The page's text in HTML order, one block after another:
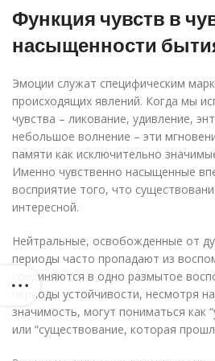
Функция чувств в
насыщенности
Эмоции служат специфическим
происходящих явлений. Когда мы
чувства – ликование, удивление,
небольшое волнение – эти
памяти как исключительно
Именно чувственно насыщенные
восприятие того, что
интересной.
Нейтральные, освобожденные от
периоды часто пропадают из
соединяются в одно размытое
периоды устойчивости, несмотря
значимость, могут пониматься как
или “существование, которая